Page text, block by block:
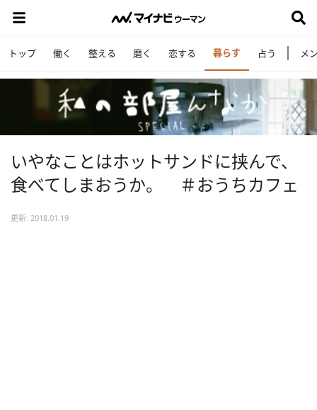
トップ 働く 整える 磨く 恋する 暮らす 占う メ
いやなことはホットサンドに挟んで、
食べてしまおうか。 ＃おうちカフェ
更新: 2018.01.19